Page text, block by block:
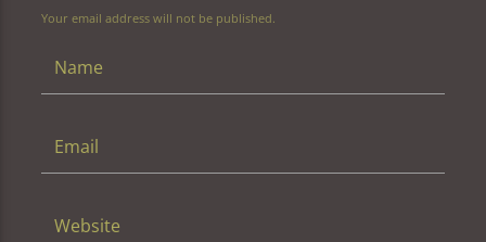
Your email address will not be published.